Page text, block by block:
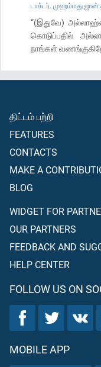
டாக்டர். முஹம்மது ஜான்
“(இதுவே)
கொடுப்பதில்
நாங்கள்
திட்டம் பற்றி
FEATURES
CONTACTS
MAKE A
BLOG
WIDGET FOR
OUR PARTNERS
FEEDBACK AND
HELP CENTER
FOLLOW US ON
MOBILE APP